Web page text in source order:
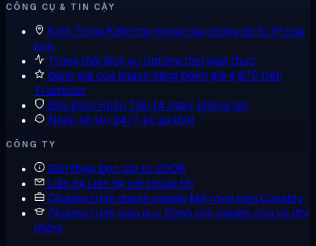
CÔNG CỤ & TIN CẬY
Kính Tròng Kiểm tra mạng của chúng tôi từ IP của
bạn
Trạng thái dịch vụ Uptime thời gian thực
Đánh giá của khách hàng Đánh giá 4,6/5 trên
Trustpilot
Bảo Đảm Hoàn Tiền 14 ngày, không hỏi
Nhận hỗ trợ 24/7, kỹ sư thật
CÔNG TY
Giới thiệu Độc lập từ 2008
Liên hệ Liên hệ với chúng tôi
Chương trình doanh nghiệp Mở rộng trên Cloudzy
Chương trình giáo dục Dành cho nghiên cứu và đội
nhóm